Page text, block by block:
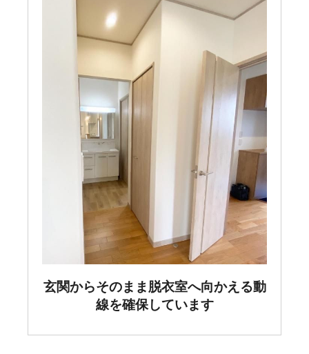
玄関からそのまま脱衣室へ向かえる動
線を確保しています